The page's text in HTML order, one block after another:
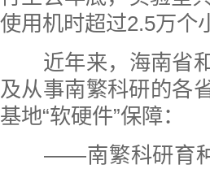
使用机时超过2.5万个
近年来，海南省
及从事南繁科研的各
基地“软硬件”保障：
——南繁科研育